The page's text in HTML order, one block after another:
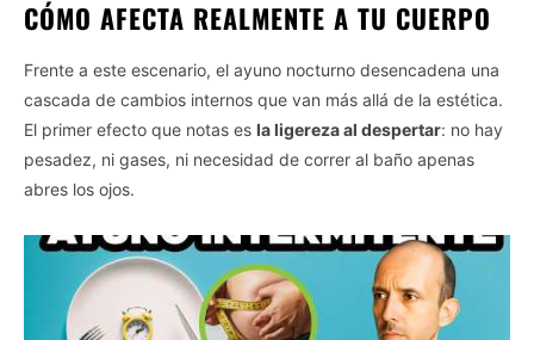
CÓMO AFECTA REALMENTE A TU CUERPO
Frente a este escenario, el ayuno nocturno desencadena una
cascada de cambios internos que van más allá de la estética.
El primer efecto que notas es la ligereza al despertar: no hay
pesadez, ni gases, ni necesidad de correr al baño apenas
abres los ojos.